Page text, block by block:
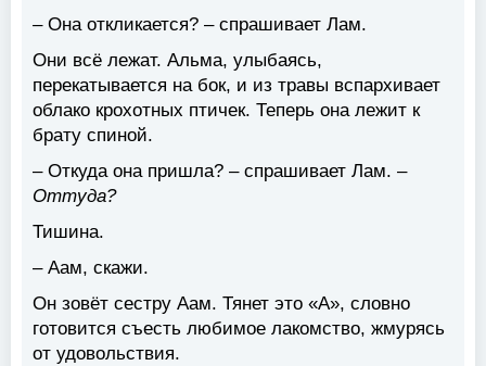
– Она откликается? – спрашивает Лам.
Они всё лежат. Альма, улыбаясь,
перекатывается на бок, и из травы вспархивает
облако крохотных птичек. Теперь она лежит к
брату спиной.
– Откуда она пришла? – спрашивает Лам. –
Оттуда?
Тишина.
– Аам, скажи.
Он зовёт сестру Аам. Тянет это «А», словно
готовится съесть любимое лакомство, жмурясь
от удовольствия.